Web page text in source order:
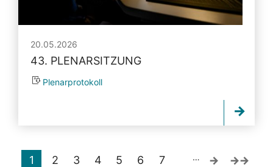
20.05.2026
43. PLENARSITZUNG
Plenarprotokoll
1 2 3 4 5 6 7 …